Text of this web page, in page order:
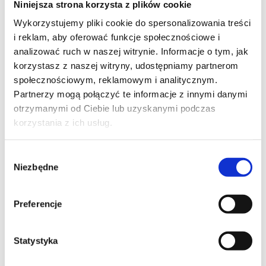
Niniejsza strona korzysta z plików cookie
Wykorzystujemy pliki cookie do spersonalizowania treści
i reklam, aby oferować funkcje społecznościowe i
analizować ruch w naszej witrynie. Informacje o tym, jak
korzystasz z naszej witryny, udostępniamy partnerom
społecznościowym, reklamowym i analitycznym.
Partnerzy mogą połączyć te informacje z innymi danymi
otrzymanymi od Ciebie lub uzyskanymi podczas
korzystania z ich usług.
zgody
Niezbędne
Preferencje
Statystyka
TREŚĆ WIADOMOŚCI*
Wyrażam zgodę na przetwarzanie moich danych osobowych podanych w